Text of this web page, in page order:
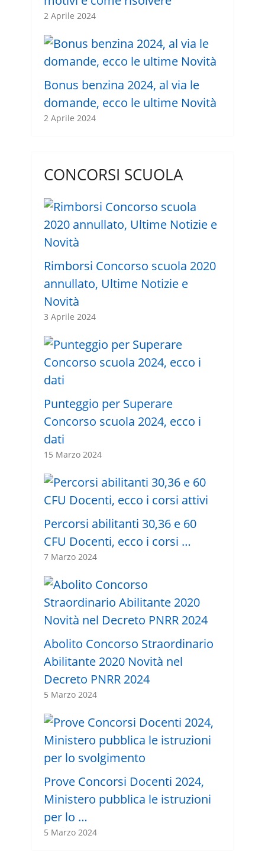
2 Aprile 2024
Bonus benzina 2024, al via le
domande, ecco le ultime Novità
2 Aprile 2024
CONCORSI SCUOLA
Rimborsi Concorso scuola 2020
annullato, Ultime Notizie e
Novità
3 Aprile 2024
Punteggio per Superare
Concorso scuola 2024, ecco i
dati
15 Marzo 2024
Percorsi abilitanti 30,36 e 60
CFU Docenti, ecco i corsi …
7 Marzo 2024
Abolito Concorso Straordinario
Abilitante 2020 Novità nel
Decreto PNRR 2024
5 Marzo 2024
Prove Concorsi Docenti 2024,
Ministero pubblica le istruzioni
per lo …
5 Marzo 2024